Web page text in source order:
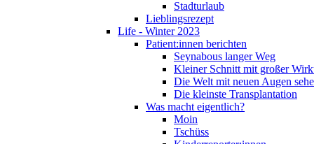
Stadturlaub
Lieblingsrezept
Life - Winter 2023
Patient:innen berichten
Seynabous langer Weg
Kleiner Schnitt mit großer
Die Welt mit neuen Augen
Die kleinste Transplantation
Was macht eigentlich?
Moin
Tschüss